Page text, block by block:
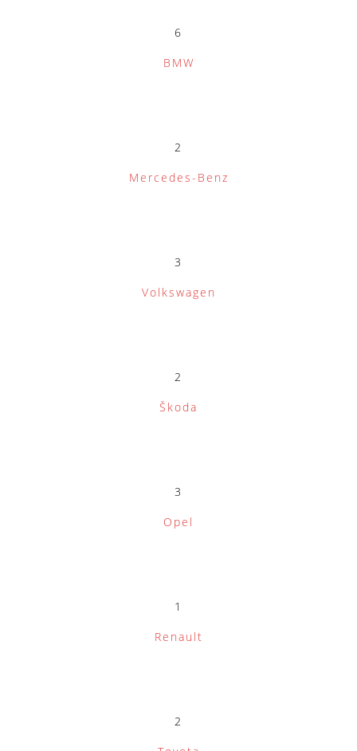
6
BMW
2
Mercedes-Benz
3
Volkswagen
2
Škoda
3
Opel
1
Renault
2